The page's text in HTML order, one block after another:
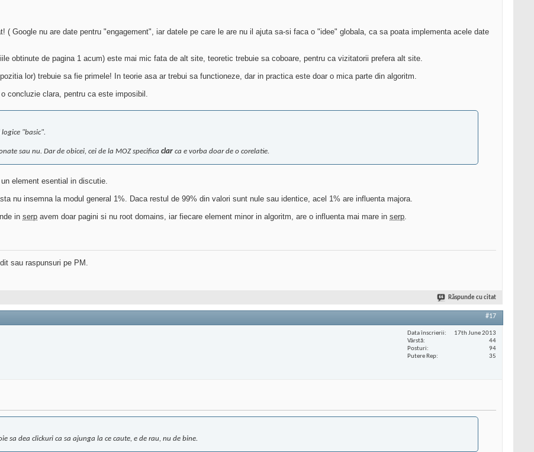
( Google nu are date pentru "engagement", iar datele pe care le are nu il ajuta sa-si faca o "idee" globala, ca sa poata implementa acele date
obtinute de pagina 1 acum) este mai mic fata de alt site, teoretic trebuie sa coboare, pentru ca vizitatorii prefera alt site.
lor) trebuie sa fie primele! In teorie asa ar trebui sa functioneze, dar in practica este doar o mica parte din algoritm.
concluzie clara, pentru ca este imposibil.
"basic".
sau nu. Dar de obicei, cei de la MOZ specifica clar ca e vorba doar de o corelatie.
element esential in discutie.
nu insemna la modul general 1%. Daca restul de 99% din valori sunt nule sau identice, acel 1% are influenta majora.
in serp avem doar pagini si nu root domains, iar fiecare element minor in algoritm, are o influenta mai mare in serp.
sau raspunsuri pe PM.
Răspunde cu citat
#17
Data înscrierii
17th June 2013
Vârstă
44
Posturi
94
Putere Rep
35
sa dea clickuri ca sa ajunga la ce caute, e de rau, nu de bine.